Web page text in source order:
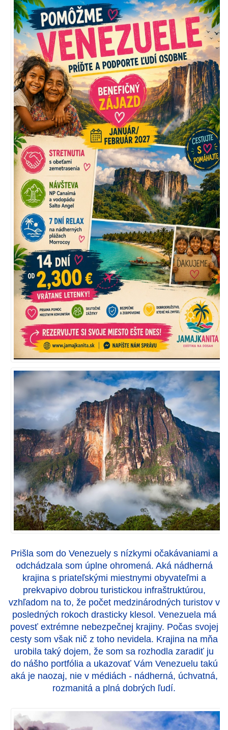
Prišla som do Venezuely s nízkymi očakávaniami a
odchádzala som úplne ohromená. Aká nádherná
krajina s priateľskými miestnymi obyvateľmi a
prekvapivo dobrou turistickou infraštruktúrou,
vzhľadom na to, že počet medzinárodných turistov v
posledných rokoch drasticky klesol. Venezuela má
povesť extrémne nebezpečnej krajiny. Počas svojej
cesty som však nič z toho nevidela. Krajina na mňa
urobila taký dojem, že som sa rozhodla zaradiť ju
do nášho portfólia a ukazovať Vám Venezuelu takú
aká je naozaj, nie v médiách - nádherná, úchvatná,
rozmanitá a plná dobrých ľudí.